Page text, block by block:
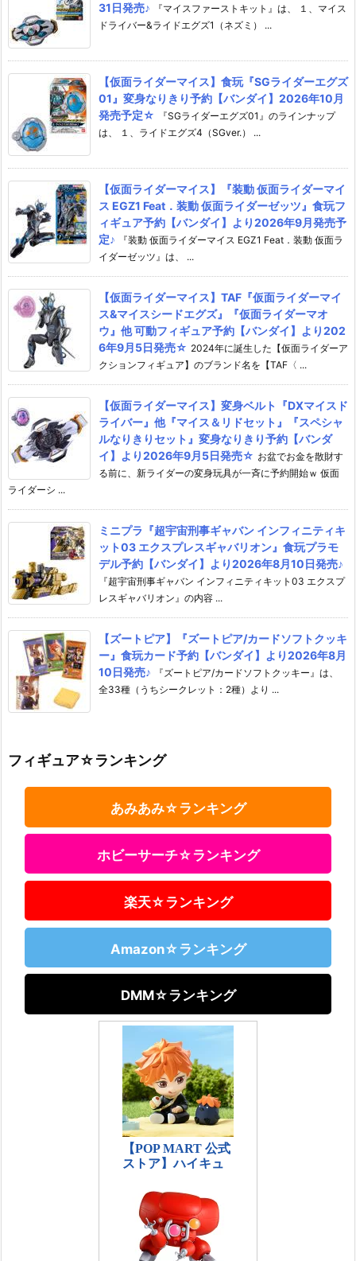
31日発売♪
『マイスファーストキット』は、 １、マイス
ドライバー&ライドエグズ1（ネズミ） ...
【仮面ライダーマイス】食玩『SGライダーエグズ
01』変身なりきり予約【バンダイ】2026年10月
発売予定☆
『SGライダーエグズ01』のラインナップ
は、 １、ライドエグズ4（SGver.） ...
【仮面ライダーマイス】『装動 仮面ライダーマイ
ス EGZ1 Feat．装動 仮面ライダーゼッツ』食玩フ
ィギュア予約【バンダイ】より2026年9月発売予
定♪
『装動 仮面ライダーマイス EGZ1 Feat．装動 仮面ラ
イダーゼッツ』は、 ...
【仮面ライダーマイス】TAF『仮面ライダーマイ
ス&マイスシードエグズ』『仮面ライダーマオ
ウ』他 可動フィギュア予約【バンダイ】より202
6年9月5日発売☆ 2024年に誕生した【仮面ライダーア
クションフィギュア】のブランド名を【TAF〈 ...
【仮面ライダーマイス】変身ベルト『DXマイスド
ライバー』他『マイス＆リドセット』『スペシャ
ルなりきりセット』変身なりきり予約【バンダ
イ】より2026年9月5日発売☆ お盆でお金を散財す
る前に、新ライダーの変身玩具が一斉に予約開始ｗ 仮面
ライダーシ ...
ミニプラ『超宇宙刑事ギャバン インフィニティキ
ット03 エクスプレスギャバリオン』食玩プラモ
デル予約【バンダイ】より2026年8月10日発売♪
『超宇宙刑事ギャバン インフィニティキット03 エクスプ
レスギャバリオン』の内容 ...
【ズートピア】『ズートピア/カードソフトクッキ
ー』食玩カード予約【バンダイ】より2026年8月
10日発売♪
『ズートピア/カードソフトクッキー』は、
全33種（うちシークレット：2種）より ...
フィギュア☆ランキング
あみあみ☆ランキング
ホビーサーチ☆ランキング
楽天☆ランキング
Amazon☆ランキング
DMM☆ランキング